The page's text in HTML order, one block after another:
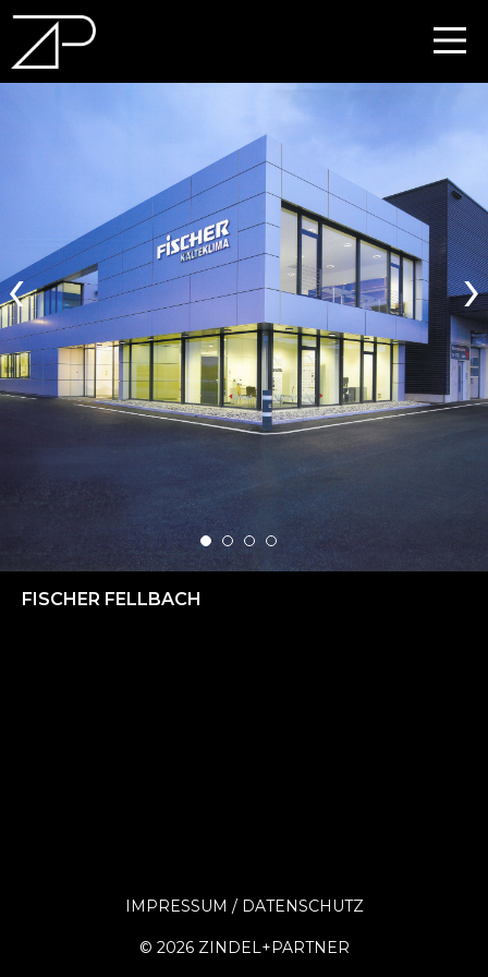
EN
‹ ›
FISCHER FELLBACH
© 2026 ZINDEL+PARTNER
IMPRESSUM DATENSCHUTZ